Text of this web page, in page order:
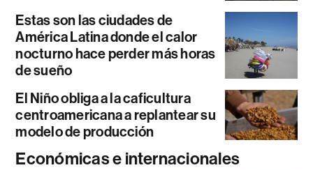
Estas son las ciudades de
América Latina donde el calor
nocturno hace perder más horas
de sueño
El Niño obliga a la caficultura
centroamericana a replantear su
modelo de producción
Económicas e internacionales